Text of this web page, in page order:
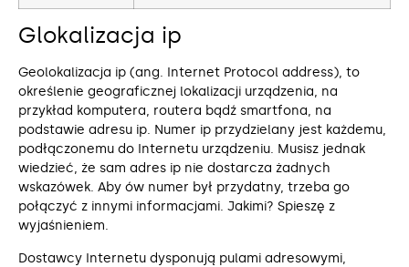
Glokalizacja ip
Geolokalizacja ip (ang. Internet Protocol address), to
określenie geograficznej lokalizacji urządzenia, na
przykład komputera, routera bądź smartfona, na
podstawie adresu ip. Numer ip przydzielany jest każdemu,
podłączonemu do Internetu urządzeniu. Musisz jednak
wiedzieć, że sam adres ip nie dostarcza żadnych
wskazówek. Aby ów numer był przydatny, trzeba go
połączyć z innymi informacjami. Jakimi? Spieszę z
wyjaśnieniem.
Dostawcy Internetu dysponują pulami adresowymi,